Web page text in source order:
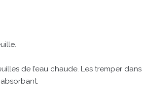
de l’eau chaude. Les tremper dans